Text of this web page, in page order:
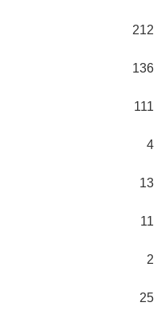
212
136
111
4
13
11
2
25